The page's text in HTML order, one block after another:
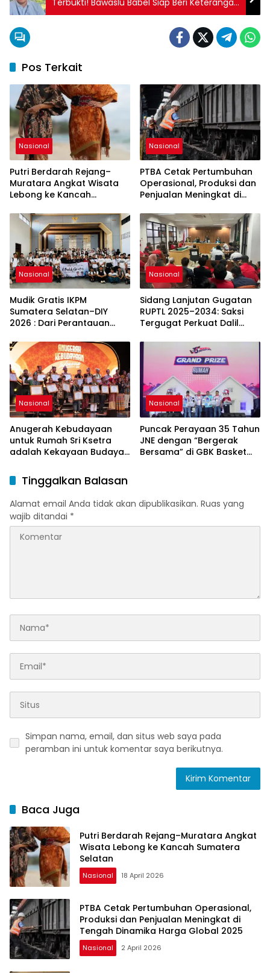
Terbukti! Bawaslu Babel Siap Beri Keterangan
di MK
Pos Terkait
Nasional
Putri Berdarah Rejang–
Muratara Angkat Wisata
Lebong ke Kancah
Nasional
PTBA Cetak Pertumbuhan
Operasional, Produksi dan
Penjualan Meningkat di
Global 2025
Nasional
Mudik Gratis IKPM
Sumatera Selatan–DIY
2026 : Dari Perantauan
Halaman, Menguatkan
Silaturahmi dan Harapan
Nasional
Sidang Lanjutan Gugatan
RUPTL 2025–2034: Saksi
Tergugat Perkuat Dalil
Nasional
Anugerah Kebudayaan
untuk Rumah Sri Ksetra
adalah Kekayaan Budaya
Nasional
Puncak Perayaan 35 Tahun
JNE dengan “Bergerak
Bersama” di GBK Basket
Tinggalkan Balasan
Alamat email Anda tidak akan dipublikasikan. Ruas yang
wajib ditandai *
Simpan nama, email, dan situs web saya pada
peramban ini untuk komentar saya berikutnya.
Baca Juga
Putri Berdarah Rejang–Muratara Angkat
Wisata Lebong ke Kancah Sumatera
Selatan
Nasional 18 April 2026
PTBA Cetak Pertumbuhan Operasional,
Produksi dan Penjualan Meningkat di
Tengah Dinamika Harga Global 2025
Nasional 2 April 2026